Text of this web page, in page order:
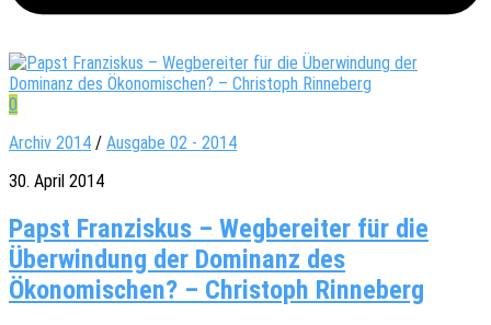
0
Archiv 2014 / Ausgabe 02 - 2014
30. April 2014
Papst Franziskus – Wegbereiter für die
Überwindung der Dominanz des
Ökonomischen? – Christoph Rinneberg